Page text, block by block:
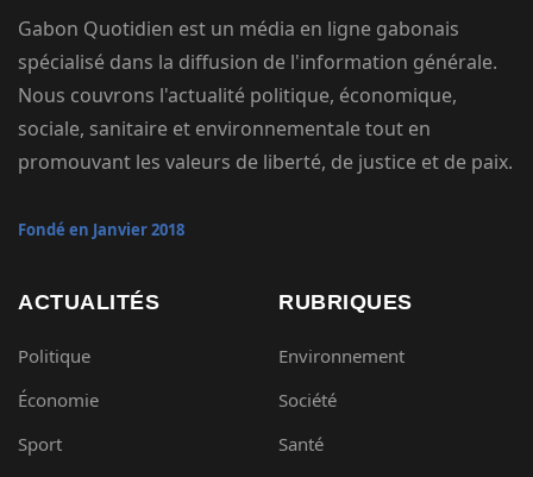
Gabon Quotidien est un média en ligne gabonais
spécialisé dans la diffusion de l'information générale.
Nous couvrons l'actualité politique, économique,
sociale, sanitaire et environnementale tout en
promouvant les valeurs de liberté, de justice et de paix.
Fondé en Janvier 2018
ACTUALITÉS
Politique
Économie
Sport
RUBRIQUES
Environnement
Société
Santé